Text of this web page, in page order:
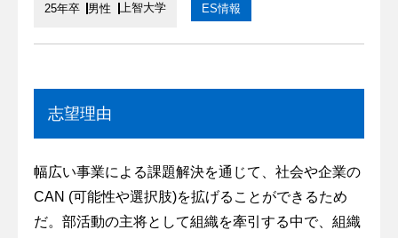
25年卒 男性 上智大学 ES情報
志望理由
幅広い事業による課題解決を通じて、社会や企業の
CAN (可能性や選択肢)を拡げることができるため
だ。部活動の主将として組織を牽引する中で、組織